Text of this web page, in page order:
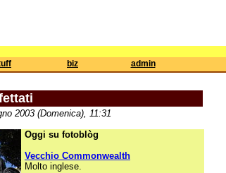
biz admin
2003 (Domenica), 11:31
Oggi su fotoblòg
Vecchio Commonwealth
Molto inglese.